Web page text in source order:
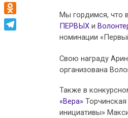
Мы гордимся, что
ПЕРВЫХ и
номинации
Свою награду
организована
Также в
«Вера»
инициативы»
VK
Odnoklassniki